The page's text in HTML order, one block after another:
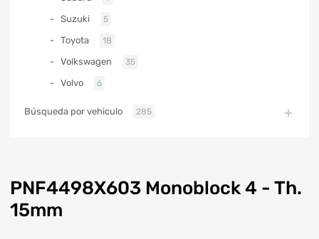
PNF4498X603 Monoblock 4 - Th.
15mm
Suzuki 5
Toyota 18
Volkswagen 35
Volvo 6
Búsqueda por vehiculo 285